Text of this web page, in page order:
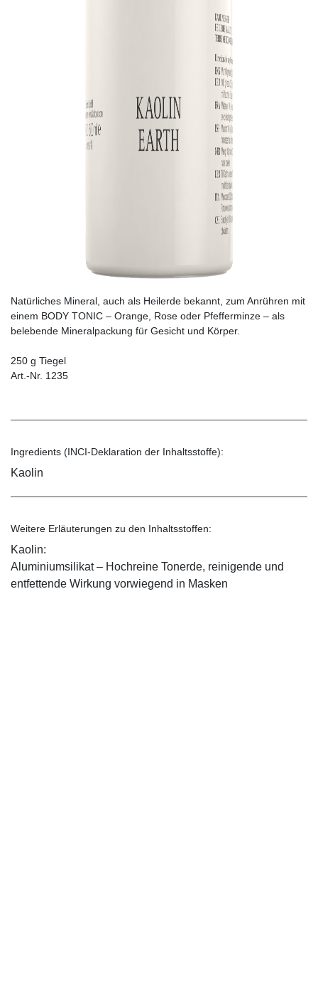
Natürliches Mineral, auch als Heilerde bekannt, zum Anrühren mit
einem BODY TONIC – Orange, Rose oder Pfefferminze – als
belebende Mineralpackung für Gesicht und Körper.
250 g Tiegel
Art.-Nr. 1235
Ingredients (INCI-Deklaration der Inhaltsstoffe):
Kaolin
Weitere Erläuterungen zu den Inhaltsstoffen:
Kaolin:
Aluminiumsilikat – Hochreine Tonerde, reinigende und
entfettende Wirkung vorwiegend in Masken